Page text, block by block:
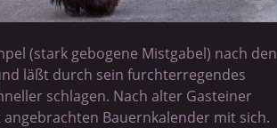
(stark gebogene Mistgabel) nach den
läßt durch sein furchterregendes
schlagen. Nach alter Gasteiner
Bauernkalender mit sich.